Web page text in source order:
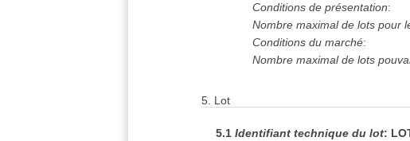
Conditions de présentation:
Nombre maximal de lots pour
Conditions du marché:
Nombre maximal de lots
5. Lot
5.1Identifiant technique du lot: